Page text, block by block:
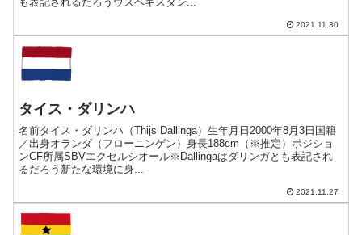
2021.11.30
タイス・ダリンハ
名前タイス・ダリンハ（Thijs Dallinga）生年月日2000年8月3日国籍
／出身オランダ（フローニンゲン）身長188cm（※推定）ポジショ
ンCF所属SBVエクセルシオール※Dallingaはダリンガとも表記され
るだろう新たな環境に身...
2021.11.27